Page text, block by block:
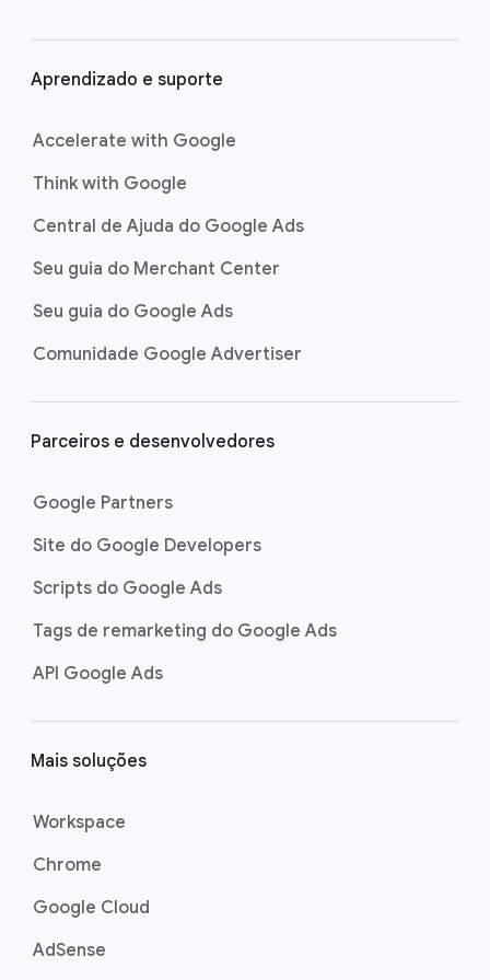
Aprendizado e suporte
Accelerate with Google
Think with Google
Central de Ajuda do Google Ads
Seu guia do Merchant Center
Seu guia do Google Ads
Comunidade Google Advertiser
Parceiros e desenvolvedores
Google Partners
Site do Google Developers
Scripts do Google Ads
Tags de remarketing do Google Ads
API Google Ads
Mais soluções
Workspace
Chrome
Google Cloud
AdSense